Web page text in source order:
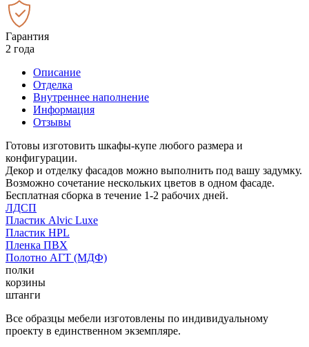
Гарантия
2 года
Описание
Отделка
Внутреннее наполнение
Информация
Отзывы
Готовы изготовить шкафы-купе любого размера и
конфигурации.
Декор и отделку фасадов можно выполнить под вашу задумку.
Возможно сочетание нескольких цветов в одном фасаде.
Бесплатная сборка в течение 1-2 рабочих дней.
ЛДСП
Пластик Alvic Luxe
Пластик HPL
Пленка ПВХ
Полотно АГТ (МДФ)
полки
корзины
штанги
Все образцы мебели изготовлены по индивидуальному
проекту в единственном экземпляре.